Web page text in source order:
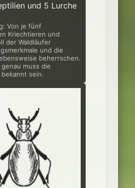
und 5 Lurche
Von je fünf
Kriechtieren und
der Wald­läufer
und die
beherrschen.
muss die
sein.